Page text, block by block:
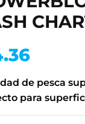
de pesca
para